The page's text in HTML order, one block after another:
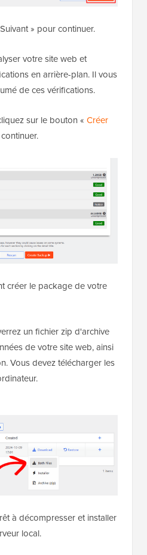
» pour continuer.
votre site web et
en arrière-plan. Il vous
de ces vérifications.
sur le bouton « Créer
créer le package de votre
un fichier zip d'archive
de votre site web, ainsi
Vous devez télécharger les
à décompresser et installer
local.